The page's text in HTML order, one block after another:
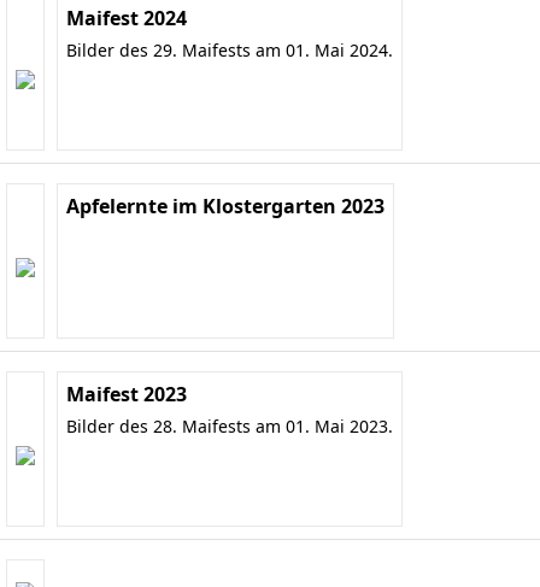
Maifest 2024
Bilder des 29. Maifests am 01. Mai 2024.
Apfelernte im Klostergarten 2023
Maifest 2023
Bilder des 28. Maifests am 01. Mai 2023.